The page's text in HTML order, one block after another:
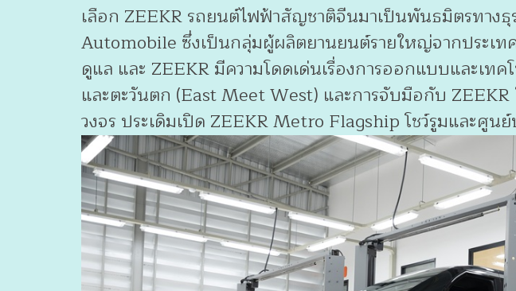
เลือก ZEEKR รถยนต์ไฟฟ้าสัญชาติจีนมาเป็นพันธมิตรทาง
Automobile ซึ่งเป็นกลุ่มผู้ผลิตยานยนต์รายใหญ่จากประเ
ดูแล และ ZEEKR มีความโดดเด่นเรื่องการออกแบบและเ
และตะวันตก (East Meet West) และการจับมือกับ
วงจร ประเดิมเปิด ZEEKR Metro Flagship โชว์รูมและศู